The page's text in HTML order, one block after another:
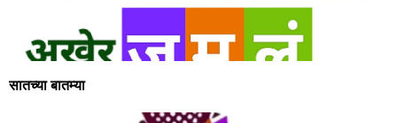
सातच्या बातम्या